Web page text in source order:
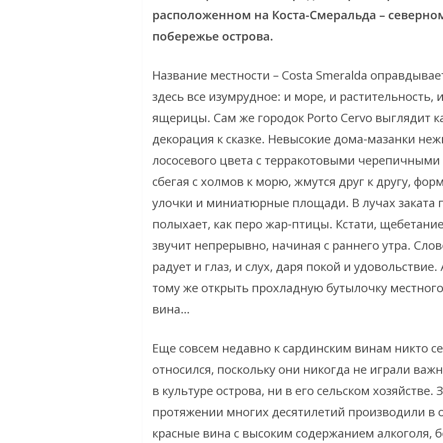
расположенном на Коста-Смеральда –
побережье острова.
Название местности – Costa Smeralda
здесь все изумрудное: и море, и растительность,
ящерицы. Сам же городок Porto Cervo выглядит
декорация к сказке. Невысокие дома-мазанки
лососевого цвета с терракотовыми
сбегая с холмов к морю, жмутся друг к другу,
улочки и миниатюрные площади. В лучах заката
полыхает, как перо жар-птицы. Кстати,
звучит непрерывно, начиная с раннего утра.
радует и глаз, и слух, даря покой и удовольствие.
тому же открыть прохладную бутылочку
вина…
Еще совсем недавно к сардинским винам никто
относился, поскольку они никогда не играли
в культуре острова, ни в его сельском хозяйстве.
протяжении многих десятилетий производили в
красные вина с высоким содержанием алкоголя,